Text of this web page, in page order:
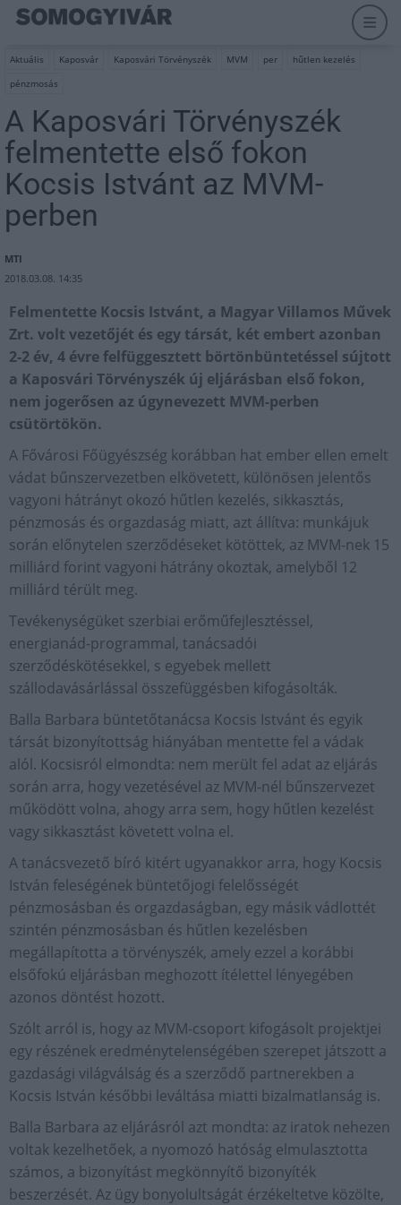
Aktuális Kaposvár Kaposvári Törvényszék MVM per
hűtlen kezelés
pénzmosás
A Kaposvári Törvényszék
felmentette első fokon
Kocsis Istvánt az MVM-
perben
MTI
2018.03.08. 14:35
Felmentette Kocsis Istvánt, a Magyar Villamos Művek
Zrt. volt vezetőjét és egy társát, két embert azonban
2-2 év, 4 évre felfüggesztett börtönbüntetéssel sújtott
a Kaposvári Törvényszék új eljárásban első fokon,
nem jogerősen az úgynevezett MVM-perben
csütörtökön.
A Fővárosi Főügyészség korábban hat ember ellen emelt
vádat bűnszervezetben elkövetett, különösen jelentős
vagyoni hátrányt okozó hűtlen kezelés, sikkasztás,
pénzmosás és orgazdaság miatt, azt állítva: munkájuk
során előnytelen szerződéseket kötöttek, az MVM-nek 15
milliárd forint vagyoni hátrány okoztak, amelyből 12
milliárd térült meg.
Tevékenységüket szerbiai erőműfejlesztéssel,
energianád-programmal, tanácsadói
szerződéskötésekkel, s egyebek mellett
szállodavásárlással összefüggésben kifogásolták.
Balla Barbara büntetőtanácsa Kocsis Istvánt és egyik
társát bizonyítottság hiányában mentette fel a vádak
alól. Kocsisról elmondta: nem merült fel adat az eljárás
során arra, hogy vezetésével az MVM-nél bűnszervezet
működött volna, ahogy arra sem, hogy hűtlen kezelést
vagy sikkasztást követett volna el.
A tanácsvezető bíró kitért ugyanakkor arra, hogy Kocsis
István feleségének büntetőjogi felelősségét
pénzmosásban és orgazdaságban, egy másik vádlottét
szintén pénzmosásban és hűtlen kezelésben
megállapította a törvényszék, amely ezzel a korábbi
elsőfokú eljárásban meghozott ítélettel lényegében
azonos döntést hozott.
Szólt arról is, hogy az MVM-csoport kifogásolt projektjei
egy részének eredménytelenségében szerepet játszott a
gazdasági világválság és a szerződő partnerekben a
Kocsis István későbbi leváltása miatti bizalmatlanság is.
Balla Barbara az eljárásról azt mondta: az iratok nehezen
voltak kezelhetőek, a nyomozó hatóság elmulasztotta
számos, a bizonyítást megkönnyítő bizonyíték
beszerzését. Az ügy bonyolultságát érzékeltetve közölte,